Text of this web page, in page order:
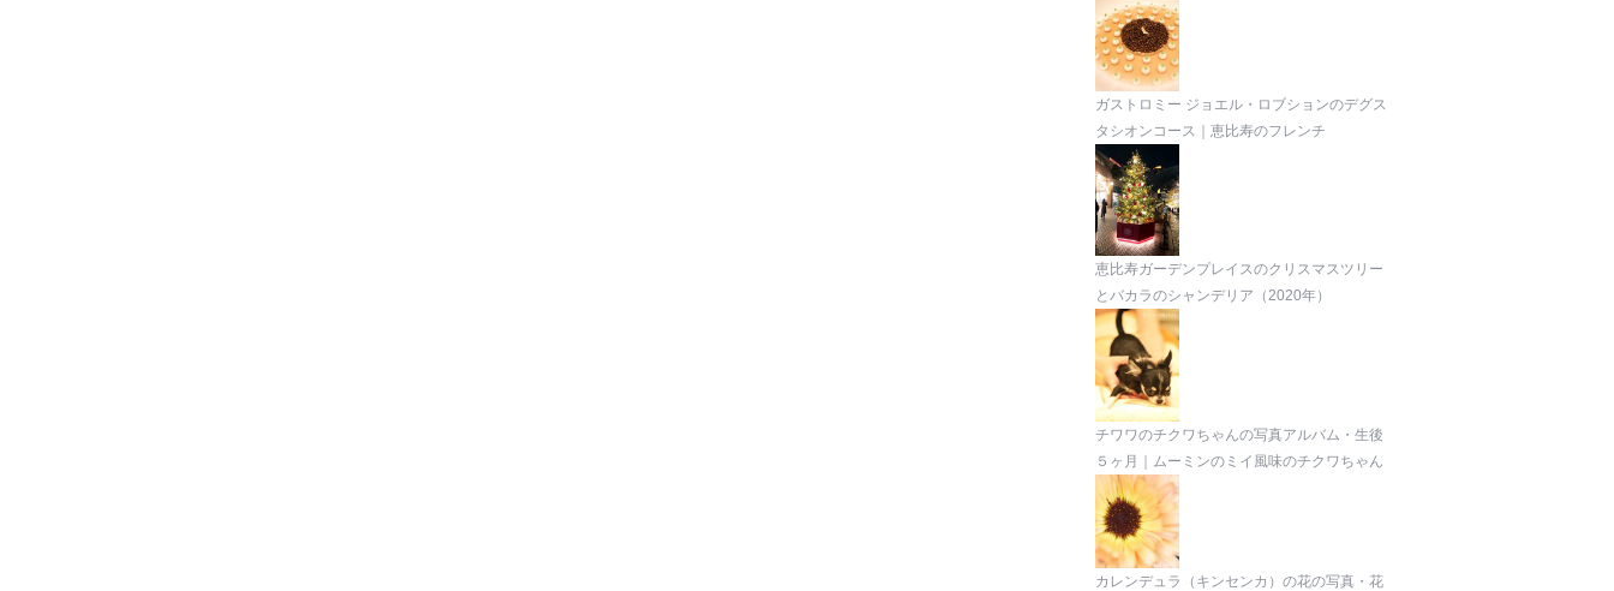
ガストロミー ジョエル・ロブションのデグス
タシオンコース｜恵比寿のフレンチ
恵比寿ガーデンプレイスのクリスマスツリー
とバカラのシャンデリア（2020年）
チワワのチクワちゃんの写真アルバム・生後
５ヶ月｜ムーミンのミイ風味のチクワちゃん
カレンデュラ（キンセンカ）の花の写真・花